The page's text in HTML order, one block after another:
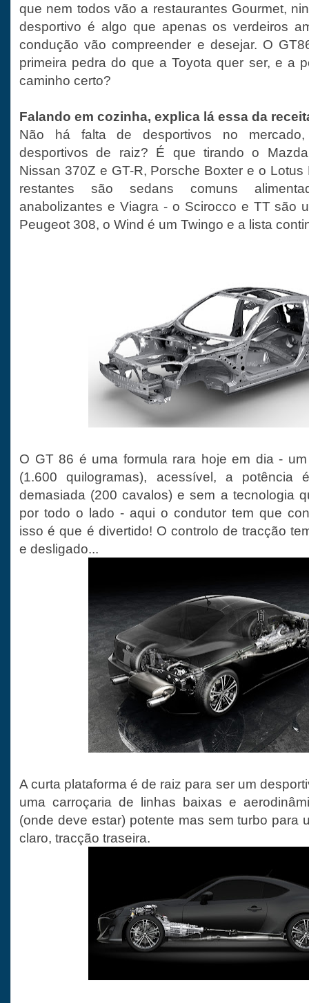
que nem todos vão a restaurantes Gourmet,
desportivo é algo que apenas os verdeiros
condução vão compreender e desejar. O
primeira pedra do que a Toyota quer ser, e a
caminho certo?
Falando em cozinha, explica lá essa da
Não há falta de desportivos no
desportivos de raiz? É que tirando o
Nissan 370Z e GT-R, Porsche Boxter e o
restantes são sedans comuns
anabolizantes e Viagra - o Scirocco e TT são
Peugeot 308, o Wind é um Twingo e a lista
O GT 86 é uma formula rara hoje em dia -
(1.600 quilogramas), acessível, a potência
demasiada (200 cavalos) e sem a tecnologia
por todo o lado - aqui o condutor tem que
isso é que é divertido! O controlo de tracção
e desligado...
A curta plataforma é de raiz para ser um
uma carroçaria de linhas baixas e
(onde deve estar) potente mas sem turbo para
claro, tracção traseira.